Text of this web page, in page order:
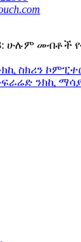
ሁሉም መብቶች
ስክሪን
ንክኪ